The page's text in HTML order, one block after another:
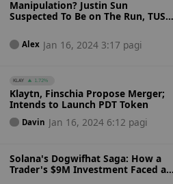
Manipulation? Justin Sun
Suspected To Be on The Run, TUSD
Alex Jan 16, 2024 3:17 pagi
KLAY 1.72%
Klaytn, Finschia Propose Merger;
Intends to Launch PDT Token
Davin Jan 16, 2024 6:12 pagi
Solana's Dogwifhat Saga: How a
Trader's $9M Investment Faced a